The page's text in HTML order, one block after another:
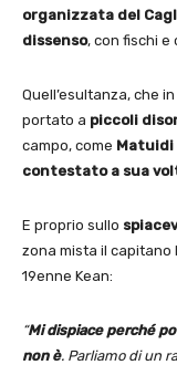
organizzata del
dissenso, con fischi e
Quell’esultanza, che
portato a piccoli
campo, come Matuidi
contestato a sua
E proprio sullo
zona mista il capitano
19enne Kean:
“Mi dispiace perché
non è. Parliamo di un